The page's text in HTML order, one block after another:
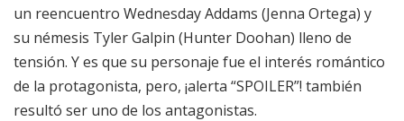
un reencuentro Wednesday Addams (Jenna Ortega) y
su némesis Tyler Galpin (Hunter Doohan) lleno de
tensión. Y es que su personaje fue el interés romántico
de la protagonista, pero, ¡alerta “SPOILER”! también
resultó ser uno de los antagonistas.